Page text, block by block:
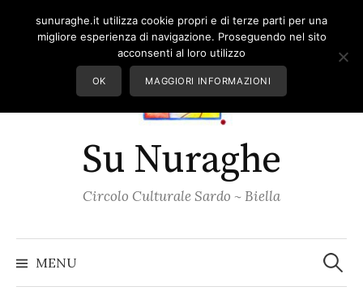
Su Nuraghe
Circolo Culturale Sardo ~ Biella
MENU per:
sunuraghe.it utilizza cookie propri e di terze parti per una
migliore esperienza di navigazione. Proseguendo nel sito
acconsenti al loro utilizzo
OK MAGGIORI INFORMAZIONI